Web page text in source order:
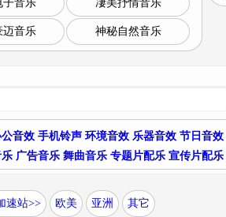
子音乐 凄美抒情音乐
迈音乐 神秘自然音乐
公音效 手机铃声 环境音效 乐器音效 节日音效
广告音乐 舞曲音乐 专题片配乐 宣传片配乐
速站>> 欧美 亚洲 其它